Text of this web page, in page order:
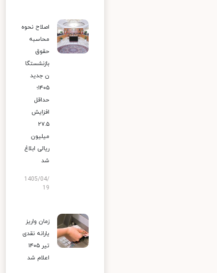
اصلاح نحوه
محاسبه
حقوق
بازنشستگا
ن جدید
۱۴۰۵؛
حداقل
افزایش
۲۷.۵
میلیون
ریالی ابلاغ
شد
1405/04/
19
زمان واریز
یارانه نقدی
تیر ۱۴۰۵
اعلام شد